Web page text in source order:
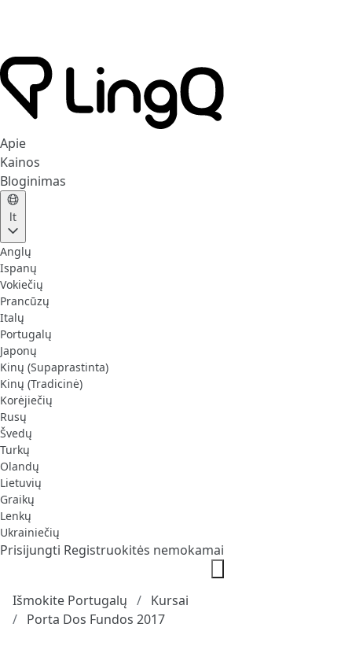
Apie
Kainos
Bloginimas
lt
Anglų
Ispanų
Vokiečių
Prancūzų
Italų
Portugalų
Japonų
Kinų (Supaprastinta)
Kinų (Tradicinė)
Korėjiečių
Rusų
Švedų
Turkų
Olandų
Lietuvių
Graikų
Lenkų
Ukrainiečių
Prisijungti Registruokitės nemokamai
Išmokite Portugalų
Kursai
Porta Dos Fundos 2017